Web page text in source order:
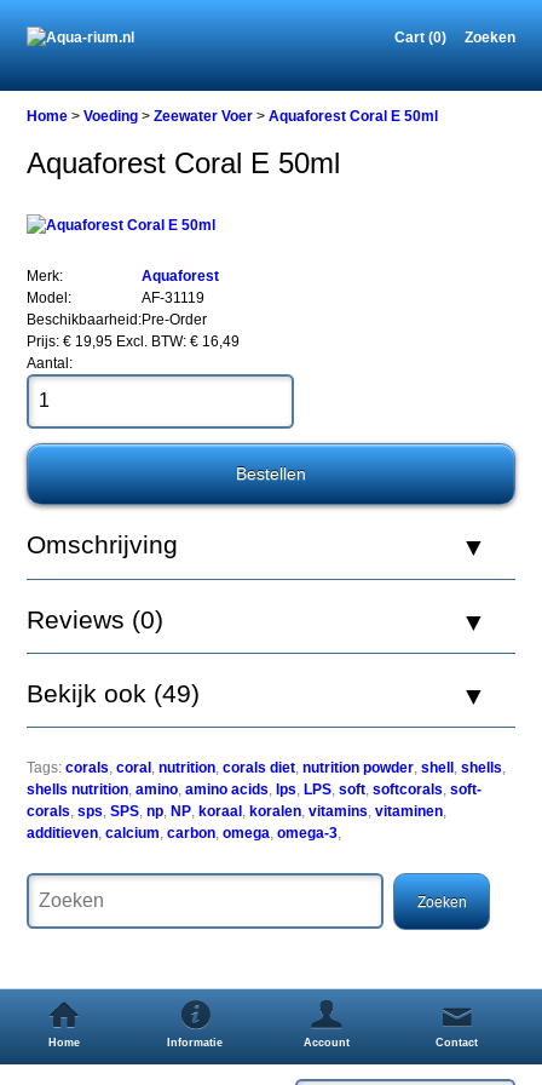
Cart (0) Zoeken
Home
Zeewater
Coral
E
50ml
Coral
E
50ml
Versnelt
de
groei
de
omega-
3
en
omega-
vetzuren,
uniek
voedsel
voor
koralen.
extract
Home >Voeding >Zeewater Voer >Aquaforest Coral E 50ml
Aquaforest Coral E 50ml
Merk:
Aquaforest
Model:
AF-31119
Beschikbaarheid:Pre-Order
Prijs: € 19,95 Excl. BTW: € 16,49
Aantal:
Omschrijving
Reviews (0)
Bekijk ook (49)
Tags: corals,coral ,nutrition,corals diet,nutrition powder,shell ,shells,
shells nutrition,amino,amino acids, lps, LPS,soft,softcorals,soft-
corals,sps,SPS,np, NP, koraal , koralen,vitamins,vitaminen,
additieven,calcium,carbon,omega,omega-3,
Home Informatie Account Contact